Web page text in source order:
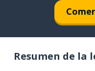
Resumen de la